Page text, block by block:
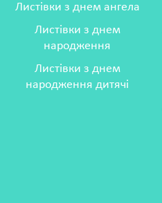
Листівки з днем ангела
Листівки з днем
народження
Листівки з днем
народження дитячі